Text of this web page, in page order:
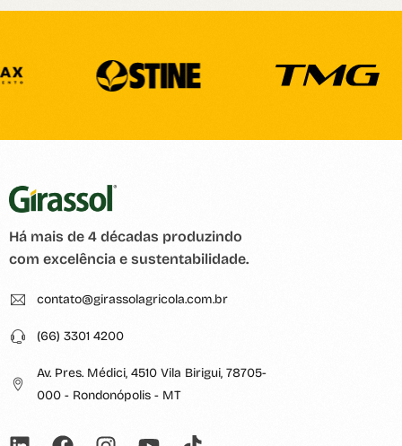
Há mais de 4 décadas produzindo
com excelência e sustentabilidade.
contato@girassolagricola.com.br
(66) 3301 4200
Av. Pres. Médici, 4510 Vila Birigui, 78705-
000 - Rondonópolis - MT